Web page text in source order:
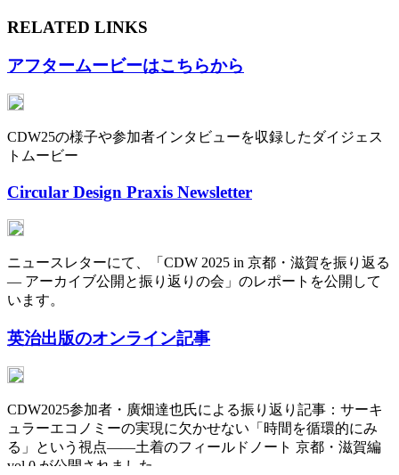
RELATED LINKS
アフタームービーはこちらから
CDW25の様子や参加者インタビューを収録したダイジェス
トムービー
Circular Design Praxis Newsletter
ニュースレターにて、「CDW 2025 in 京都・滋賀を振り返る
— アーカイブ公開と振り返りの会」のレポートを公開して
います。
英治出版のオンライン記事
CDW2025参加者・廣畑達也氏による振り返り記事：サーキ
ュラーエコノミーの実現に欠かせない「時間を循環的にみ
る」という視点――土着のフィールドノート 京都・滋賀編
vol.0 が公開されました。